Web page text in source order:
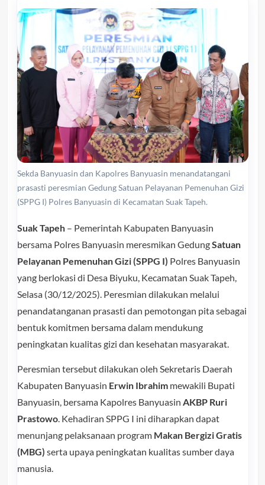
Sekda Banyuasin dan Kapolres Banyuasin menandatangani
prasasti peresmian Gedung Satuan Pelayanan Pemenuhan Gizi
(SPPG I) Polres Banyuasin di Kecamatan Suak Tapeh.
Suak Tapeh– Pemerintah Kabupaten Banyuasin
bersama Polres Banyuasin meresmikan GedungSatuan
Pelayanan Pemenuhan Gizi (SPPG I) Polres Banyuasin
yang berlokasi di Desa Biyuku, Kecamatan Suak Tapeh,
Selasa (30/12/2025). Peresmian dilakukan melalui
penandatanganan prasasti dan pemotongan pita sebagai
bentuk komitmen bersama dalam mendukung
peningkatan kualitas gizi dan kesehatan masyarakat.
Peresmian tersebut dilakukan oleh Sekretaris Daerah
Kabupaten Banyuasin Erwin Ibrahimmewakili Bupati
Banyuasin, bersama Kapolres Banyuasin AKBP Ruri
Prastowo. Kehadiran SPPG I ini diharapkan dapat
menunjang pelaksanaan program Makan Bergizi Gratis
(MBG) serta upaya peningkatan kualitas sumber daya
manusia.